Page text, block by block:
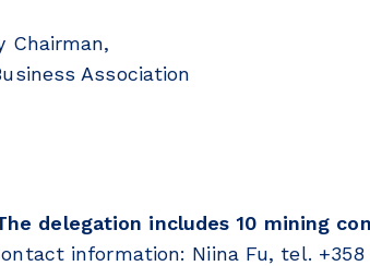
Chairman,
Association
delegation includes 10 mining
information: Niina Fu, tel. +358